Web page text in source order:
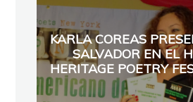
KARLA COREAS
SALVADOR EN EL
HERITAGE POETRY